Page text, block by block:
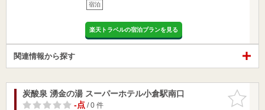
宿泊
楽天トラベルの宿泊プランを見る
関連情報から探す
お気に入
りに追加
炭酸泉 湧金の湯 スーパーホテル小倉駅南口
-点/ 0 件